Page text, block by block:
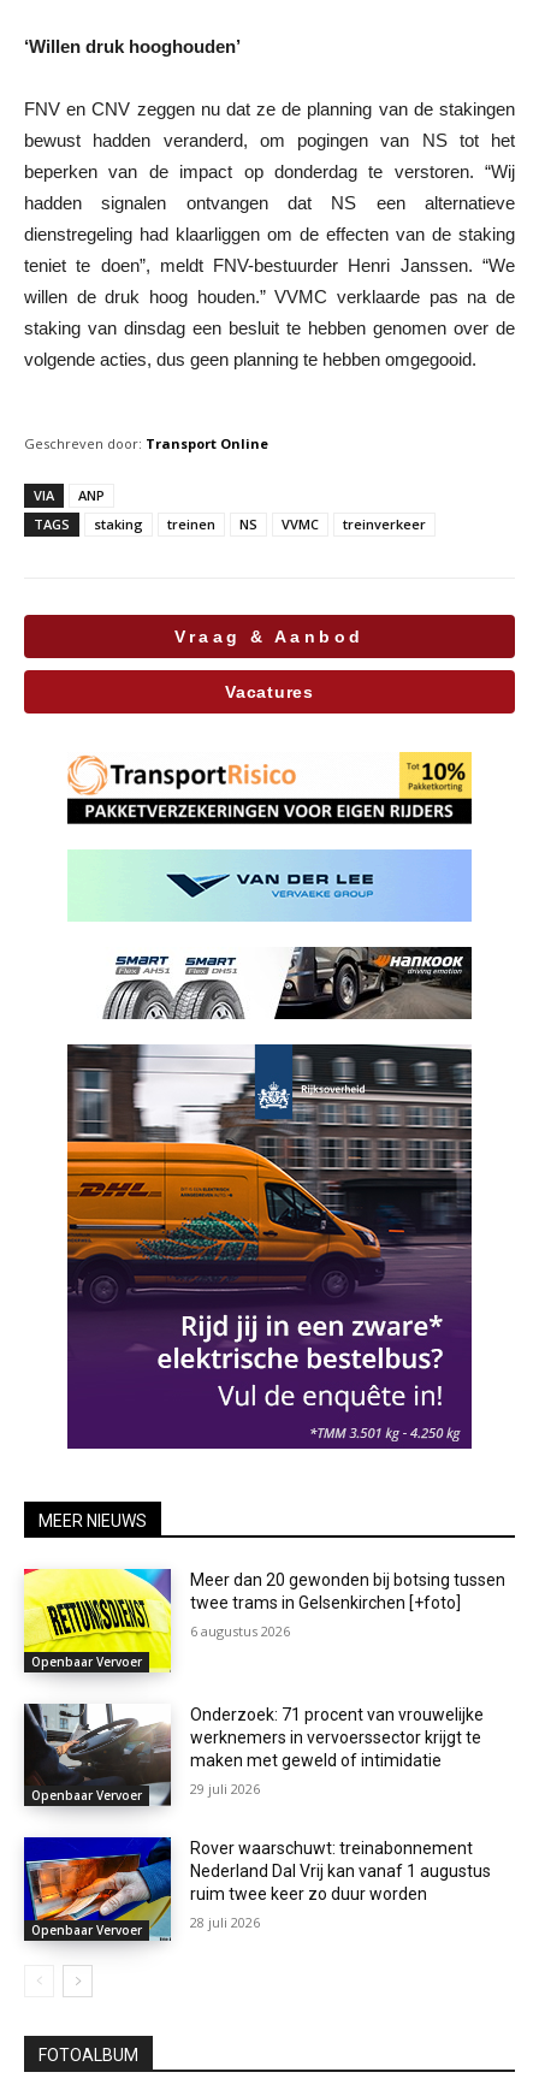
‘Willen druk hooghouden’
FNV en CNV zeggen nu dat ze de planning van de stakingen
bewust hadden veranderd, om pogingen van NS tot het
beperken van de impact op donderdag te verstoren. “Wij
hadden signalen ontvangen dat NS een alternatieve
dienstregeling had klaarliggen om de effecten van de staking
teniet te doen”, meldt FNV-bestuurder Henri Janssen. “We
willen de druk hoog houden.” VVMC verklaarde pas na de
staking van dinsdag een besluit te hebben genomen over de
volgende acties, dus geen planning te hebben omgegooid.
Geschreven door: Transport Online
VIA
ANP
TAGS
staking treinen NS VVMC treinverkeer
Vraag & Aanbod
Vacatures
MEER NIEUWS
Openbaar Vervoer
Meer dan 20 gewonden bij botsing tussen
twee trams in Gelsenkirchen [+foto]
6 augustus 2026
Openbaar Vervoer
Onderzoek: 71 procent van vrouwelijke
werknemers in vervoerssector krijgt te
maken met geweld of intimidatie
29 juli 2026
Openbaar Vervoer
Rover waarschuwt: treinabonnement
Nederland Dal Vrij kan vanaf 1 augustus
ruim twee keer zo duur worden
28 juli 2026
FOTOALBUM